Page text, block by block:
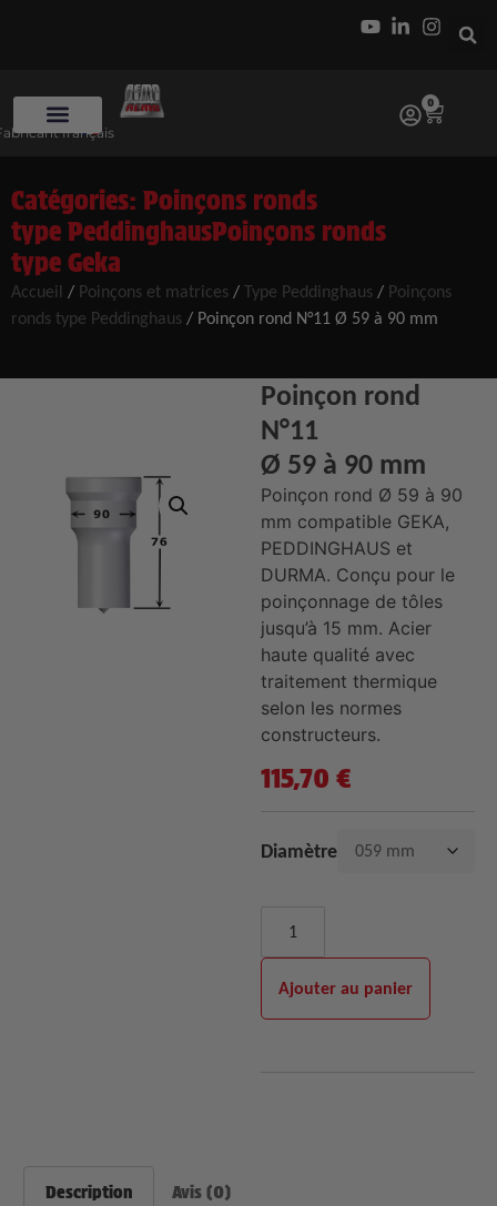
français
0
Catégories: Poinçons ronds
type PeddinghausPoinçons ronds
type Geka
Accueil / Poinçons et matrices / Type Peddinghaus / Poinçons
ronds type Peddinghaus / Poinçon rond N°11 Ø 59 à 90 mm
Poinçon rond
N°11
Ø 59 à 90 mm
Poinçon rond Ø 59 à 90
mm compatible GEKA,
PEDDINGHAUS et
DURMA. Conçu pour le
poinçonnage de tôles
jusqu’à 15 mm. Acier
haute qualité avec
traitement thermique
selon les normes
constructeurs.
115,70 €
Diamètre
Ajouter au panier
Description Avis (0)